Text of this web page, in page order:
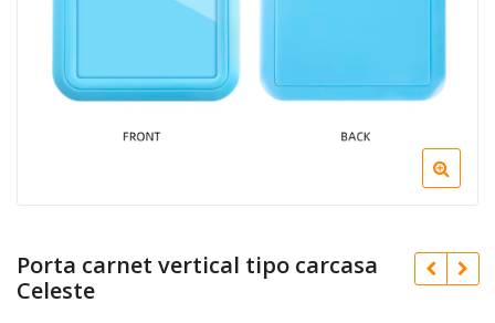
Porta carnet vertical tipo carcasa
Celeste